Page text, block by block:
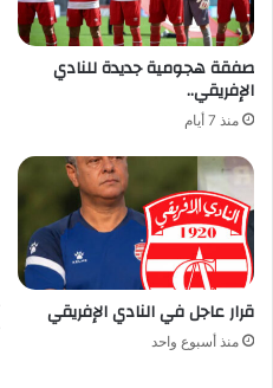
صفقة هجومية جديدة للنادي
الإفريقي..
منذ 7 أيام
قرار عاجل في النادي الإفريقي
منذ أسبوع واحد